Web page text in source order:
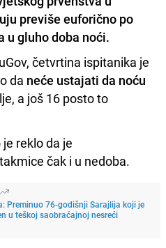
previše euforično po
u gluho doba noći.
četvrtina ispitanika je
da neće ustajati da noću
a još 16 posto to
reklo da je
čak i u nedoba.
Preminuo 76-godišnji Sarajlija koji je
u teškoj saobraćajnoj nesreći